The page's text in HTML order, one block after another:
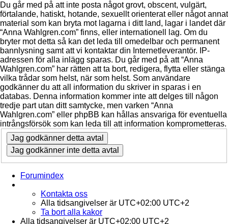
Du går med på att inte posta något grovt, obscent, vulgärt,
förtalande, hatiskt, hotande, sexuellt orienterat eller något annat
material som kan bryta mot lagarna i ditt land, lagar i landet där
“Anna Wahlgren.com” finns, eller internationell lag. Om du
bryter mot detta så kan det leda till omedelbar och permanent
bannlysning samt att vi kontaktar din Internetleverantör. IP-
adressen för alla inlägg sparas. Du går med på att “Anna
Wahlgren.com” har rätten att ta bort, redigera, flytta eller stänga
vilka trådar som helst, när som helst. Som användare
godkänner du att all information du skriver in sparas i en
databas. Denna information kommer inte att delges till någon
tredje part utan ditt samtycke, men varken “Anna
Wahlgren.com” eller phpBB kan hållas ansvariga för eventuella
intrångsförsök som kan leda till att information komprometteras.
Forumindex
Kontakta oss
Alla tidsangivelser är UTC+02:00 UTC+2
Ta bort alla kakor
Alla tidsangivelser är UTC+02:00 UTC+2